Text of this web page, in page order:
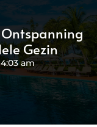
Gezin
4:03 am